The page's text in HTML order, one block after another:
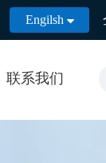
Engilsh 
联系我们